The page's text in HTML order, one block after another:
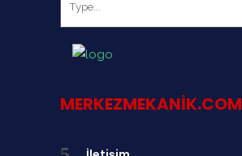
MERKEZMEKANIK.COM